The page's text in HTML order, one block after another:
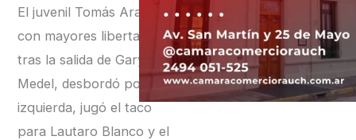
El juvenil Tomás Aranda,
con mayores libertades
tras la salida de Gary
Medel, desbordó por
izquierda, jugó el taco
para Lautaro Blanco y el